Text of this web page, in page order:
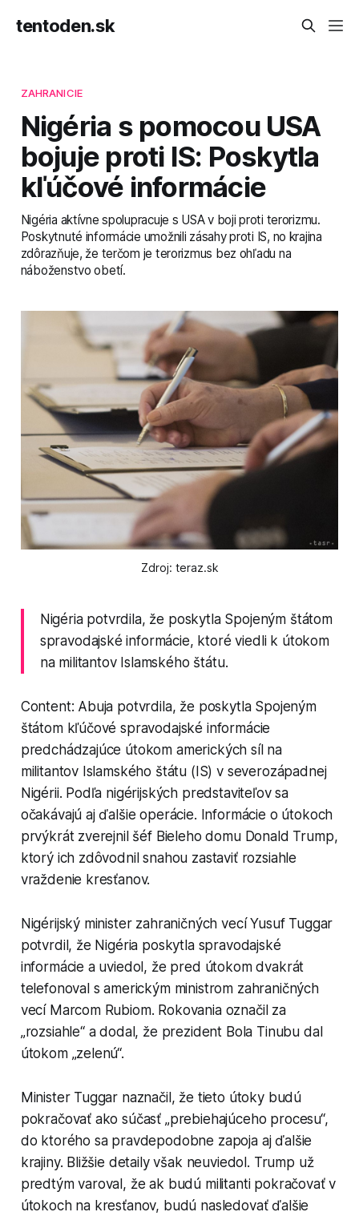
tentoden.sk
ZAHRANICIE
Nigéria s pomocou USA
bojuje proti IS: Poskytla
kľúčové informácie
Nigéria aktívne spolupracuje s USA v boji proti terorizmu.
Poskytnuté informácie umožnili zásahy proti IS, no krajina
zdôrazňuje, že terčom je terorizmus bez ohľadu na
náboženstvo obetí.
Zdroj: teraz.sk
Nigéria potvrdila, že poskytla Spojeným štátom
spravodajské informácie, ktoré viedli k útokom
na militantov Islamského štátu.
Content: Abuja potvrdila, že poskytla Spojeným
štátom kľúčové spravodajské informácie
predchádzajúce útokom amerických síl na
militantov Islamského štátu (IS) v severozápadnej
Nigérii. Podľa nigérijských predstaviteľov sa
očakávajú aj ďalšie operácie. Informácie o útokoch
prvýkrát zverejnil šéf Bieleho domu Donald Trump,
ktorý ich zdôvodnil snahou zastaviť rozsiahle
vraždenie kresťanov.
Nigérijský minister zahraničných vecí Yusuf Tuggar
potvrdil, že Nigéria poskytla spravodajské
informácie a uviedol, že pred útokom dvakrát
telefonoval s americkým ministrom zahraničných
vecí Marcom Rubiom. Rokovania označil za
„rozsiahle“ a dodal, že prezident Bola Tinubu dal
útokom „zelenú“.
Minister Tuggar naznačil, že tieto útoky budú
pokračovať ako súčasť „prebiehajúceho procesu“,
do ktorého sa pravdepodobne zapoja aj ďalšie
krajiny. Bližšie detaily však neuviedol. Trump už
predtým varoval, že ak budú militanti pokračovať v
útokoch na kresťanov, budú nasledovať ďalšie